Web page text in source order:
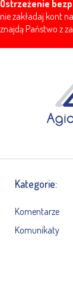
Ostrzeżenie
nie zakładaj kont
znajdą Państwo z
Kategorie:
Komentarze
Komunikaty